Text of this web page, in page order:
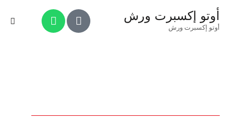
أوتو إكسبرت ورش
أوتو إكسبرت ورش